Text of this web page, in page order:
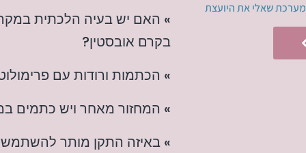
» האם יש בעיה הלכתית
בקרם אובסטין?
» הכתמות ורודות עם
» המחזור מאחר ויש כתמים
» באיזה התקן מותר
מערכת שאלי את היועצת